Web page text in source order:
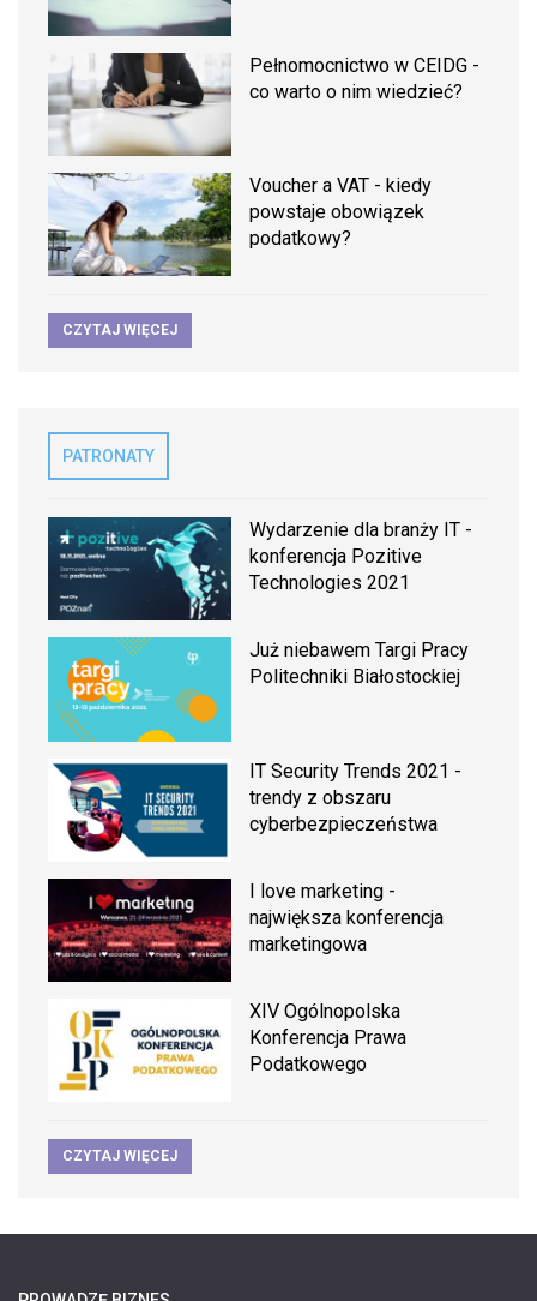
Pełnomocnictwo w CEIDG -
co warto o nim wiedzieć?
Voucher a VAT - kiedy
powstaje obowiązek
podatkowy?
CZYTAJ WIĘCEJ
PATRONATY
Wydarzenie dla branży IT -
konferencja Pozitive
Technologies 2021
Już niebawem Targi Pracy
Politechniki Białostockiej
IT Security Trends 2021 -
trendy z obszaru
cyberbezpieczeństwa
I love marketing -
największa konferencja
marketingowa
XIV Ogólnopolska
Konferencja Prawa
Podatkowego
CZYTAJ WIĘCEJ